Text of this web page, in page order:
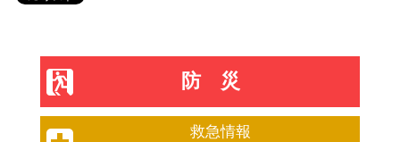
防災
救急情報